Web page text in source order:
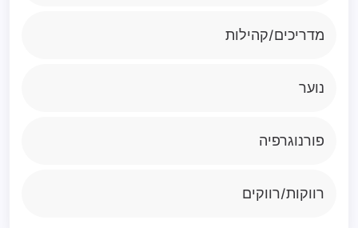
מדריכים/קהילות
נוער
פורנוגרפיה
רווקות/רווקים